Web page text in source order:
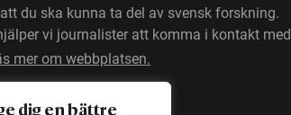
dig en bättre
du ska kunna ta del av svensk forskning.
vi journalister att komma i kontakt med
mer om webbplatsen.